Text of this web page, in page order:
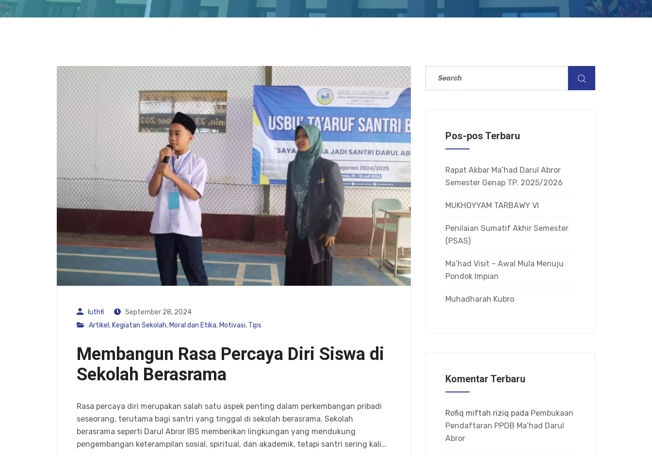
luthfi
September 28, 2024
Artikel , Kegiatan Sekolah, Moral dan Etika, Motivasi, Tips
Membangun Rasa Percaya Diri Siswa di
Sekolah Berasrama
Rasa percaya diri merupakan salah satu aspek penting dalam perkembangan pribadi
seseorang, terutama bagi santri yang tinggal di sekolah berasrama. Sekolah
berasrama seperti Darul Abror IBS memberikan lingkungan yang mendukung
pengembangan keterampilan sosial, spiritual, dan akademik, tetapi santri sering kali…
Pos-pos Terbaru
Rapat Akbar Ma’had Darul Abror
Semester Genap TP. 2025/2026
MUKHOYYAM TARBAWY VI
Penilaian Sumatif Akhir Semester
(PSAS)
Ma’had Visit – Awal Mula Menuju
Pondok Impian
Muhadharah Kubro
Komentar Terbaru
Rofiq miftah riziq pada Pembukaan
Pendaftaran PPDB Ma’had Darul
Abror